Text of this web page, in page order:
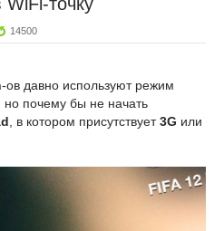
14500
-ов давно используют режим
почему бы не начать
, в котором присутствует3G или